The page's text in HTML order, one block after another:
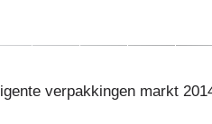
verpakkingen markt